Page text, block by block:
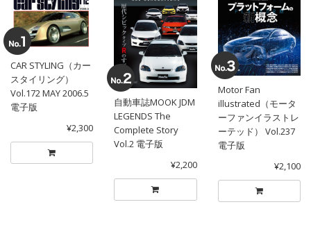
CAR STYLING（カー
スタイリング）
Vol.172 MAY 2006.5
電子版
¥2,300
自動車誌MOOK JDM
LEGENDS The
Complete Story
Vol.2 電子版
¥2,200
Motor Fan
illustrated（モータ
ーファンイラストレ
ーテッド） Vol.237
電子版
¥2,100